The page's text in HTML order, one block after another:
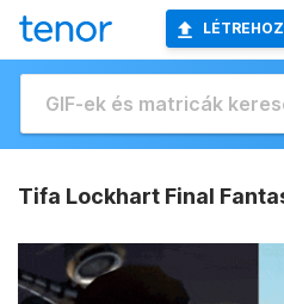
Tifa Lockhart Final